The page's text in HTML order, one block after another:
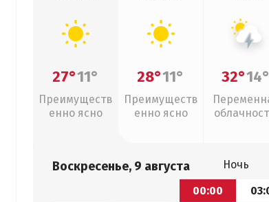
27°11°
Преимуществ
енно ясно
28°11°
Преимуществ
енно ясно
32°14°
Воскресенье, 9 августа Ночь
00:00